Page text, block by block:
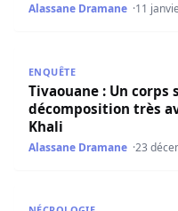
Alassane Dramane 11
ENQUÊTE
Tivaouane : Un corps
décomposition très
Khali
Alassane Dramane 23